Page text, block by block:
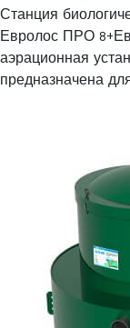
Станция
Евролос ПРО
аэрационная
предназначена